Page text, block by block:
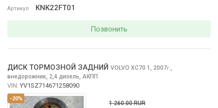
Артикул KNK22FT01
Позвонить
-20%
ДИСК ТОРМОЗНОЙ ЗАДНИЙ VOLVO XC70 1, 2007г.
внедорожник, 2,4 дизель, АКПП
VIN: YV1SZ714671258090
1 260.00 RUR